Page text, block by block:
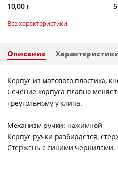
10,00 г
Все характеристики
Описание
Корпус из матового пластика,
Сечение корпуса плавно
треугольному у клипа.
Механизм ручки: нажимной.
Корпус ручки разбирается,
Стержень с синими чернилами.